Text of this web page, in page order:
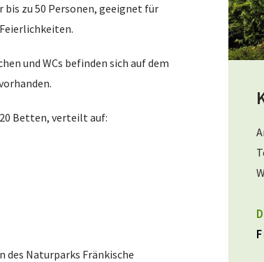
zu 50 Personen, geeignet für
und WCs befinden sich auf dem
Betten, verteilt auf:
des Naturparks Fränkische